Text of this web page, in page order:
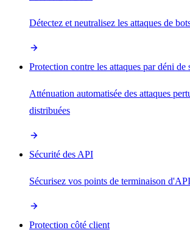
Détectez et neutralisez les attaques de
Protection contre les attaques par déni de
Atténuation automatisée des attaques
distribuées
Sécurité des API
Sécurisez vos points de terminaison d'API
Protection côté client